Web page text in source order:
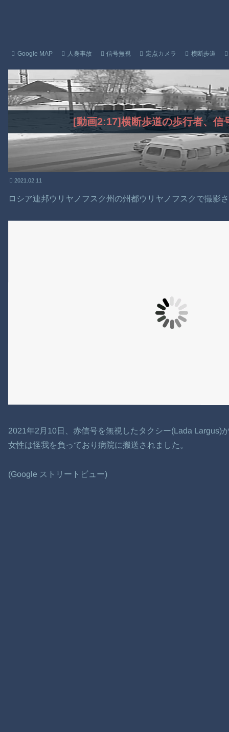
Google MAP 人身事故 信号無視 定点カメラ 横断歩道
[動画2:17]横断歩道の歩行者、信
2021.02.11
ロシア連邦ウリヤノフスク州の州都ウリヤノフスクで撮影
2021年2月10日、赤信号を無視したタクシー(Lada Largus)
女性は怪我を負っており病院に搬送されました。
(Google ストリートビュー)